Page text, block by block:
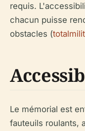
requis.
chacun puisse
obstacles (
Le mémorial est
fauteuils roulants,